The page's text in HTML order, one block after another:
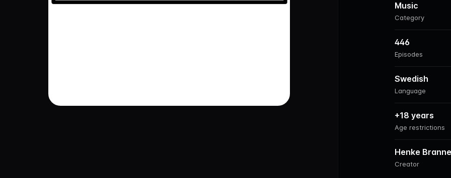
Category
Music
Episodes
446
Language
Swedish
Age restrictions
+18 years
Creator
Henke